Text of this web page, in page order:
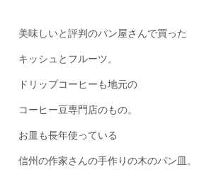
美味しいと評判のパン屋さんで買った
キッシュとフルーツ。
ドリップコーヒーも地元の
コーヒー豆専門店のもの。
お皿も長年使っている
信州の作家さんの手作りの木のパン皿。